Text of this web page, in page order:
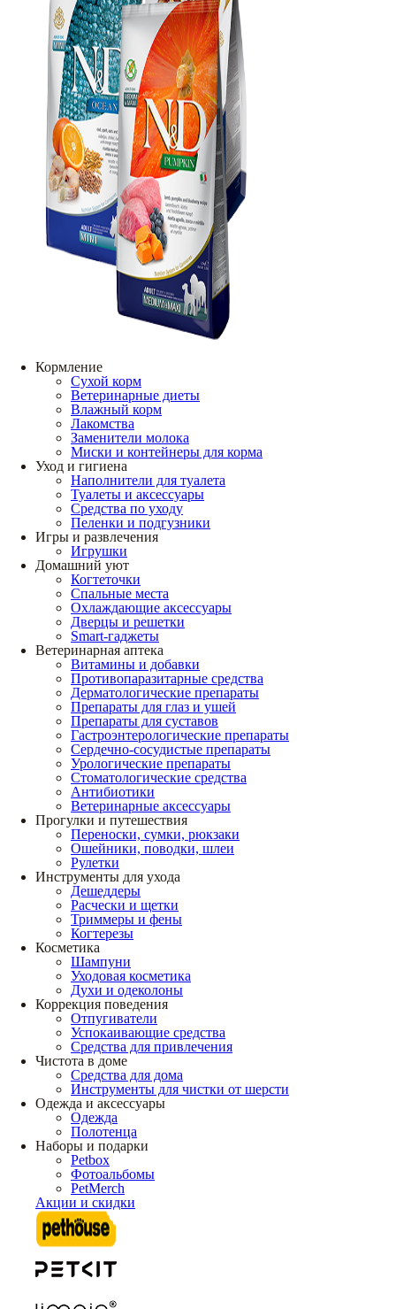
Кормление
Сухой корм
Ветеринарные диеты
Влажный корм
Лакомства
Заменители молока
Миски и контейнеры для корма
Уход и гигиена
Наполнители для туалета
Туалеты и аксессуары
Средства по уходу
Пеленки и подгузники
Игры и развлечения
Игрушки
Домашний уют
Когтеточки
Спальные места
Охлаждающие аксессуары
Дверцы и решетки
Smart-гаджеты
Ветеринарная аптека
Витамины и добавки
Противопаразитарные средства
Дерматологические препараты
Препараты для глаз и ушей
Препараты для суставов
Гастроэнтерологические препараты
Сердечно-сосудистые препараты
Урологические препараты
Стоматологические средства
Антибиотики
Ветеринарные аксессуары
Прогулки и путешествия
Переноски, сумки, рюкзаки
Ошейники, поводки, шлеи
Рулетки
Инструменты для ухода
Дешеддеры
Расчески и щетки
Триммеры и фены
Когтерезы
Косметика
Шампуни
Уходовая косметика
Духи и одеколоны
Коррекция поведения
Отпугиватели
Успокаивающие средства
Средства для привлечения
Чистота в доме
Средства для дома
Инструменты для чистки от шерсти
Одежда и аксессуары
Одежда
Полотенца
Наборы и подарки
Petbox
Фотоальбомы
PetMerch
Акции и скидки